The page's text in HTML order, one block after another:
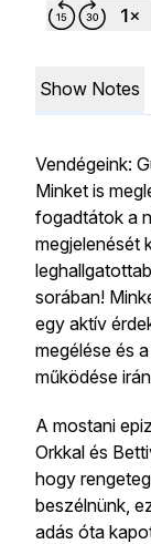
Show Notes
Vendégeink:
Minket is
fogadtátok a
megjelenését
sorában!
egy aktív
megélése és
működése
A mostani
Orkkal és
hogy
beszélnünk,
adás óta